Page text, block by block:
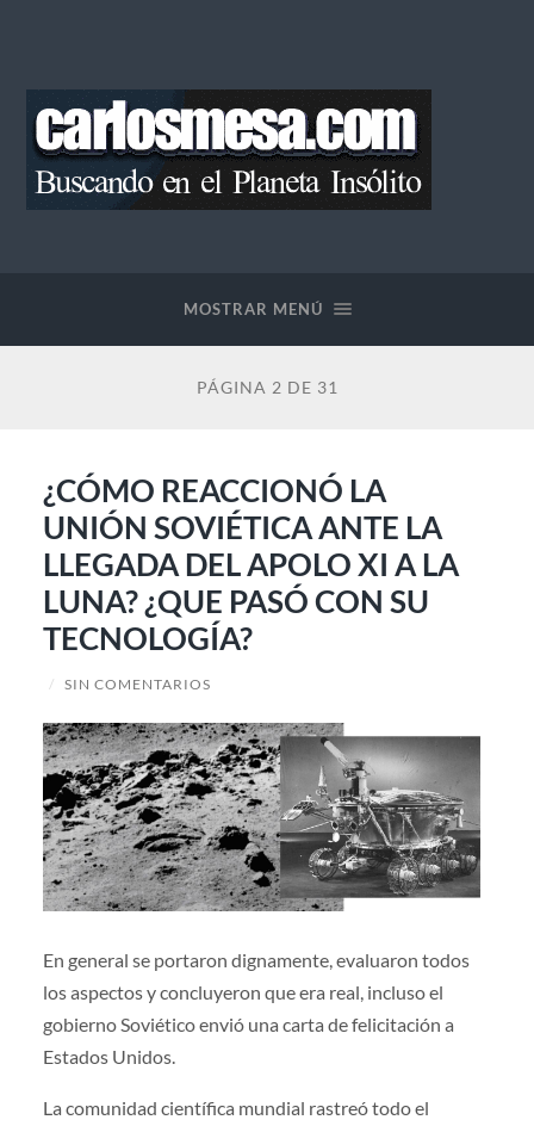
MOSTRAR MENÚ
PÁGINA 2 DE 31
¿CÓMO REACCIONÓ LA
UNIÓN SOVIÉTICA ANTE LA
LLEGADA DEL APOLO XI A LA
LUNA? ¿QUE PASÓ CON SU
TECNOLOGÍA?
/ SIN COMENTARIOS
En general se portaron dignamente, evaluaron todos
los aspectos y concluyeron que era real, incluso el
gobierno Soviético envió una carta de felicitación a
Estados Unidos.
La comunidad científica mundial rastreó todo el